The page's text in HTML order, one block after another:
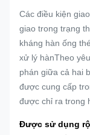
Các điều kiện
giao trong trạng
kháng hàn ống
xử lý hànTheo
phán giữa cả hai
được cung cấp
được chỉ ra trong
Được sử dụng